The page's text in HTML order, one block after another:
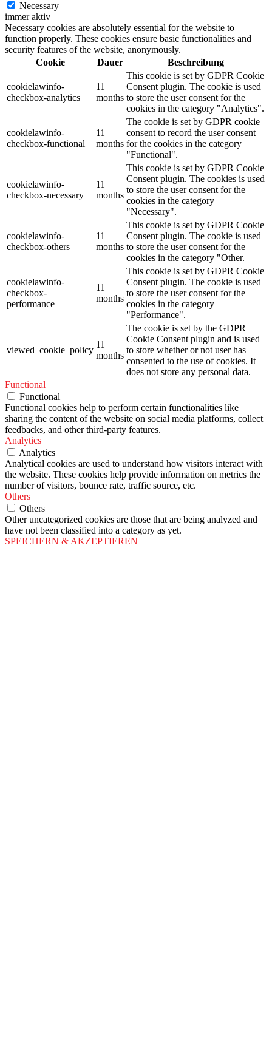
Necessary
immer aktiv
Necessary cookies are absolutely essential for the website to
function properly. These cookies ensure basic functionalities and
security features of the website, anonymously.
Cookie
Dauer Beschreibung
cookielawinfo-
checkbox-analytics
11
months
This cookie is set by GDPR Cookie
Consent plugin. The cookie is used
to store the user consent for the
cookies in the category "Analytics".
cookielawinfo-
checkbox-functional
11
months
The cookie is set by GDPR cookie
consent to record the user consent
for the cookies in the category
"Functional".
cookielawinfo-
checkbox-necessary
11
months
This cookie is set by GDPR Cookie
Consent plugin. The cookies is used
to store the user consent for the
cookies in the category
"Necessary".
cookielawinfo-
checkbox-others
11
months
This cookie is set by GDPR Cookie
Consent plugin. The cookie is used
to store the user consent for the
cookies in the category "Other.
cookielawinfo-
checkbox-
performance
11
months
This cookie is set by GDPR Cookie
Consent plugin. The cookie is used
to store the user consent for the
cookies in the category
"Performance".
viewed_cookie_policy
11
months
The cookie is set by the GDPR
Cookie Consent plugin and is used
to store whether or not user has
consented to the use of cookies. It
does not store any personal data.
Functional
Functional
Functional cookies help to perform certain functionalities like
sharing the content of the website on social media platforms, collect
feedbacks, and other third-party features.
Analytics
Analytics
Analytical cookies are used to understand how visitors interact with
the website. These cookies help provide information on metrics the
number of visitors, bounce rate, traffic source, etc.
Others
Others
Other uncategorized cookies are those that are being analyzed and
have not been classified into a category as yet.
SPEICHERN & AKZEPTIEREN